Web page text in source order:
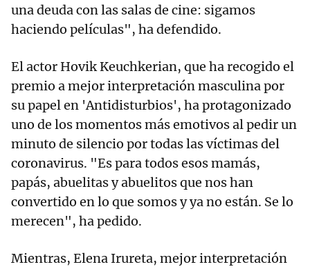
una deuda con las salas de cine: sigamos
haciendo películas", ha defendido.
El actor Hovik Keuchkerian, que ha recogido el
premio a mejor interpretación masculina por
su papel en 'Antidisturbios', ha protagonizado
uno de los momentos más emotivos al pedir un
minuto de silencio por todas las víctimas del
coronavirus. "Es para todos esos mamás,
papás, abuelitas y abuelitos que nos han
convertido en lo que somos y ya no están. Se lo
merecen", ha pedido.
Mientras, Elena Irureta, mejor interpretación